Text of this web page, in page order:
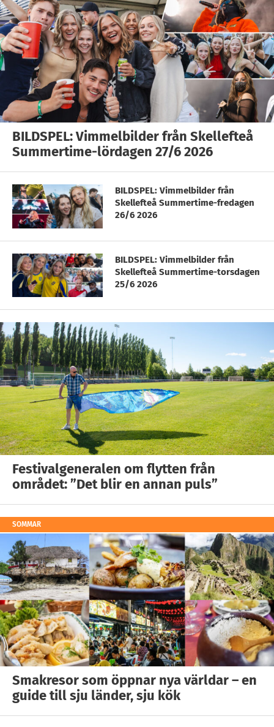
BILDSPEL: Vimmelbilder från Skellefteå
Summertime-lördagen 27/6 2026
BILDSPEL: Vimmelbilder från
Skellefteå Summertime-fredagen
26/6 2026
BILDSPEL: Vimmelbilder från
Skellefteå Summertime-torsdagen
25/6 2026
Festivalgeneralen om flytten från
området: ”Det blir en annan puls”
SOMMAR
Smakresor som öppnar nya världar – en
guide till sju länder, sju kök